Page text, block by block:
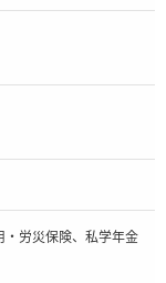
労災保険、私学年金